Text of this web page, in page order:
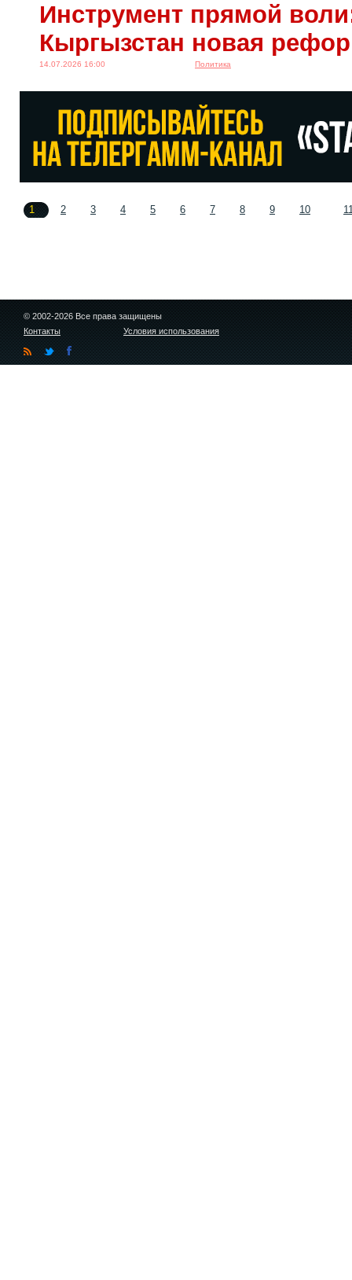
Инструмент прямой
Кыргызстан новая
14.07.2026 16:00 Политика
1 2 3 4 5 6 7 8 9 10
© 2002-2026 Все права защищены
Контакты
Условия использования